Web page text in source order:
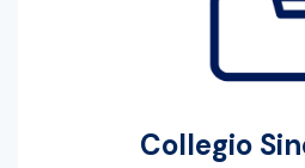
Collegio